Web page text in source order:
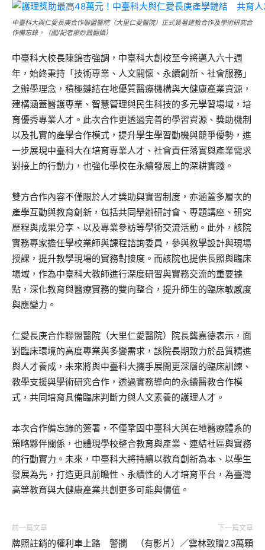
中臺科大與仁愛長庚合作聯盟醫院（大里仁愛醫院）正式簽署建教合作及學術研究合
作備忘錄。（圖/記者廖妙茜翻攝）
中臺科大校長陳錦杏強調，中臺科大創校至今將邁入六十週
年，始終秉持「技術專業、人文關懷、永續創新、社會服務」
之辦學理念，積極鏈結在地優質醫療機構與大健康產業資源，
建構涵蓋醫護專業、智慧管理與民生科技的多元學習場域，培
育優秀專業人才。此次合作更透過完善的學習資源、獎助機制
以及扎實的產學合作模式，提升學生學習動機與競爭優勢，進
一步展現中臺科大在培育專業人才、社會責任落實與產業需求
對接上的行動力，也強化學校在永續發展上的深耕實踐。
雙方合作內容不僅限於人才獎助與實習制度，亦涵蓋多層次的
產學互動與教育創新，包括共同舉辦研討會、專題講座、研究
歷程與成果分享、以及專業參訪等學術交流活動。此外，該院
實務專家擔任學校業師與課程諮詢委員，參與教學設計與現場
授課，提升教學現場的實務對接度。而該院也提供長照與臨床
場域，作為中臺科大教師進行深度研習與實務交流的重要據
點，深化教育與醫療實務的雙向整合，提升師生的臨床敏感度
與應變力。
仁愛長庚合作聯盟醫院（大里仁愛醫院）院長龔嘉德表示，面
對臨床環境的高度專業與多變需求，該院長期致力於品質精進
與人才養成，未來將與中臺科大攜手展開更深層的臨床訓練、
教學支援與學術研究合作，透過實務導向的永續醫教合作模
式，共同培育具備臨床判斷力與人文素養的護理人才。
本次合作備忘錄的簽署，不僅鞏固中臺科大與在地醫療體系的
策略夥伴關係，也體現學校整合教育與產業、連結社區與實務
的行動實力。未來，中臺科大將持續以教育創新為本、以學生
發展為先，打造更具前瞻性、永續性的人才培育平台，為臺灣
高等教育與大健康產業共創更多可能與價值。
前一篇文章
牌照註銷的權利車上路 警攔
下一篇文章
（有影片）／雲林致贈2.3萬顆